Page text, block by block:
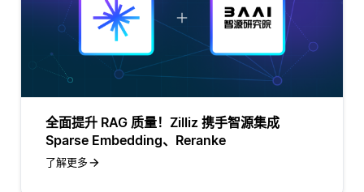
全面提升 RAG 质量！Zilliz 携手智源集成
Sparse Embedding、Reranke
了解更多